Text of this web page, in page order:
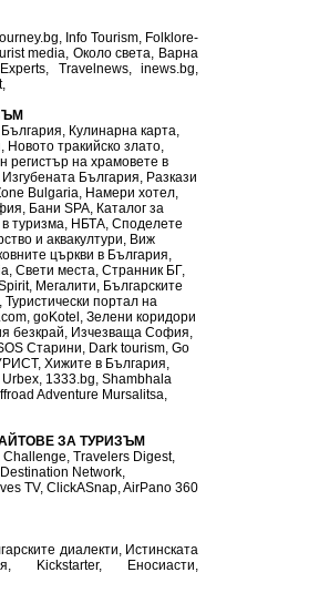
, Info Tourism, Folklore-
media, Около света, Варна
, Travelnews, inews.bg,
,
, Кулинарна карта,
, Новото тракийско злато,
регистър на храмовете в
Изгубената България, Разкази
Bulgaria, Намери хотел,
, Бани SPA, Каталог за
туризма, НБТА, Споделете
и аквакултури, Виж
църкви в България,
, Свети места, Странник БГ,
, Мегалити, Българските
, Туристически портал на
, goKotel , Зелени коридори
безкрай, Изчезваща София,
Старини, Dark tourism, Go
, Хижите в България,
Urbex, 1333.bg, Shambhala
Adventure Mursalitsa,
ЗА ТУРИЗЪМ
Challenge, Travelers Digest,
Network,
TV, ClickASnap,AirPano 360
диалекти, Истинската
, Kickstarter, Еносиасти,